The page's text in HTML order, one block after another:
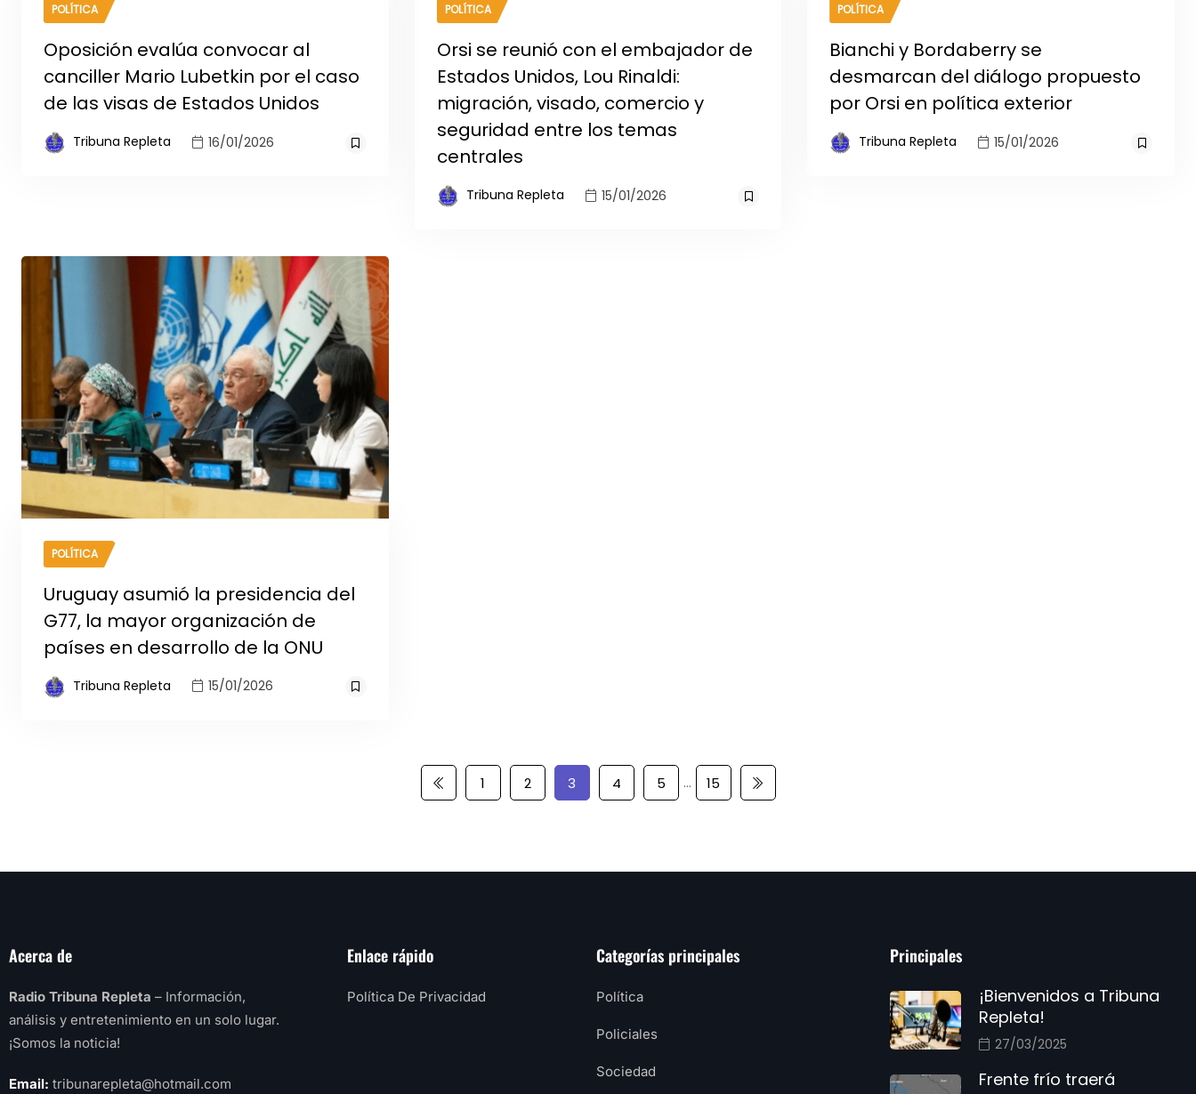
POLÍTICA
Oposición evalúa convocar al
canciller Mario Lubetkin por el caso
de las visas de Estados Unidos
Tribuna Repleta 16/01/2026
POLÍTICA
Orsi se reunió con el embajador de
Estados Unidos, Lou Rinaldi:
migración, visado, comercio y
seguridad entre los temas
centrales
Tribuna Repleta 15/01/2026
POLÍTICA
Bianchi y Bordaberry se
desmarcan del diálogo propuesto
por Orsi en política exterior
Tribuna Repleta 15/01/2026
POLÍTICA
Uruguay asumió la presidencia del
G77, la mayor organización de
países en desarrollo de la ONU
Tribuna Repleta 15/01/2026
1 2 3 4 5 … 15
Acerca de
Radio Tribuna Repleta – Información,
análisis y entretenimiento en un solo lugar.
¡Somos la noticia!
Email: tribunarepleta@hotmail.com
Enlace rápido
Política De Privacidad
Categorías principales
Política
Policiales
Sociedad
Principales
¡Bienvenidos a Tribuna
Repleta!
27/03/2025
Frente frío traerá